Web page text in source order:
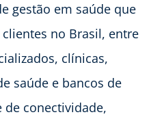
gestão em saúde que
no Brasil, entre
clínicas,
saúde e bancos de
de conectividade,